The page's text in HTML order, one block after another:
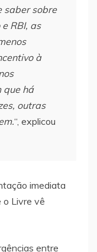
saber sobre
RBI, as
à
que há
outras
“, explicou
imediata
o Livre vê
entre